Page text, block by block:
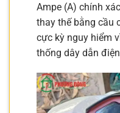
Ampe (A) chính
thay thế bằng cầu
cực kỳ nguy hiểm
thống dây dẫn